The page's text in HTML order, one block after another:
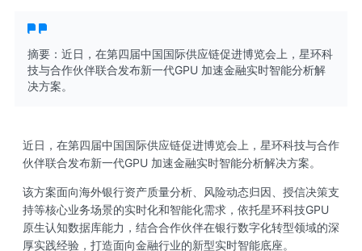
摘要：近日，在第四届中国国际供应链促进博览会上，星环科
技与合作伙伴联合发布新一代GPU 加速金融实时智能分析解
决方案。
近日，在第四届中国国际供应链促进博览会上，星环科技与合作
伙伴联合发布新一代GPU 加速金融实时智能分析解决方案。
该方案面向海外银行资产质量分析、风险动态归因、授信决策支
持等核心业务场景的实时化和智能化需求，依托星环科技GPU
原生认知数据库能力，结合合作伙伴在银行数字化转型领域的深
厚实践经验，打造面向金融行业的新型实时智能底座。